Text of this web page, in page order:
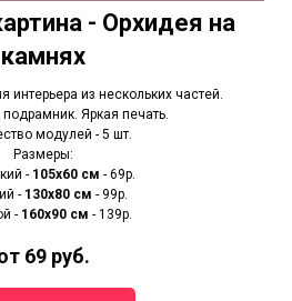
- Орхидея на
камнях
интерьера из нескольких частей.
Яркая печать.
модулей - 5 шт.
Размеры:
- 105х60 см - 69р.
- 130х80 см - 99р.
- 160х90 см - 139р.
69 руб.